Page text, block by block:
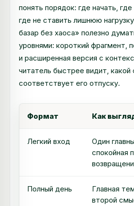
понять порядок: где начать,
где не ставить лишнюю
базар без хаоса» полезно
уровнями: короткий фрагмент,
и расширенная версия с
читатель быстрее видит,
соответствует его отпуску.
Формат Как
Легкий вход
Один
спокойная
Полный день
Главная
второй